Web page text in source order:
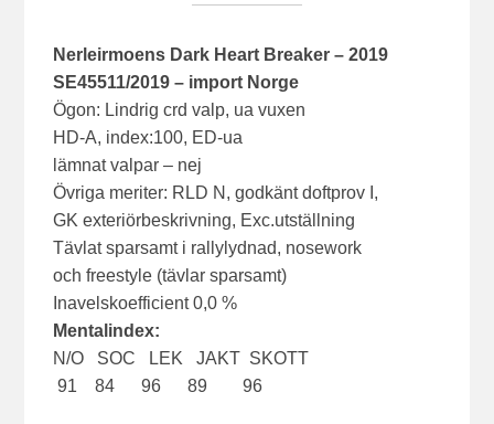
Nerleirmoens Dark Heart Breaker – 2019
SE45511/2019 – import Norge
Ögon: Lindrig crd valp, ua vuxen
HD-A, index:100, ED-ua
lämnat valpar – nej
Övriga meriter: RLD N, godkänt doftprov I,
GK exteriörbeskrivning, Exc.utställning
Tävlat sparsamt i rallylydnad, nosework
och freestyle (tävlar sparsamt)
Inavelskoefficient 0,0 %
Mentalindex:
N/O SOC LEK JAKT SKOTT
91 84 96 89 96